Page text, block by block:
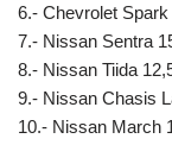
6.- Chevrolet
7.- Nissan Sentra
8.- Nissan Tiida
9.- Nissan Chasis
10.- Nissan March